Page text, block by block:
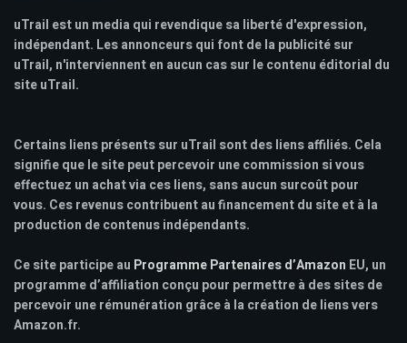
uTrail est un media qui revendique sa liberté d'expression,
indépendant. Les annonceurs qui font de la publicité sur
uTrail, n'interviennent en aucun cas sur le contenu éditorial du
site uTrail.
Certains liens présents sur uTrail sont des liens affiliés. Cela
signifie que le site peut percevoir une commission si vous
effectuez un achat via ces liens, sans aucun surcoût pour
vous. Ces revenus contribuent au financement du site et à la
production de contenus indépendants.
Ce site participe au Programme Partenaires d’Amazon EU, un
programme d’affiliation conçu pour permettre à des sites de
percevoir une rémunération grâce à la création de liens vers
Amazon.fr.